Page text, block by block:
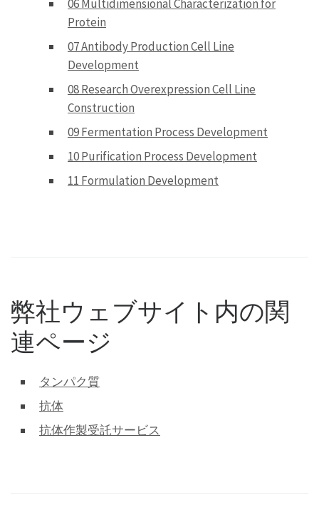
06 Multidimensional Characterization for
Protein
07 Antibody Production Cell Line
Development
08 Research Overexpression Cell Line
Construction
09 Fermentation Process Development
10 Purification Process Development
11 Formulation Development
弊社ウェブサイト内の関
連ページ
タンパク質
抗体
抗体作製受託サービス